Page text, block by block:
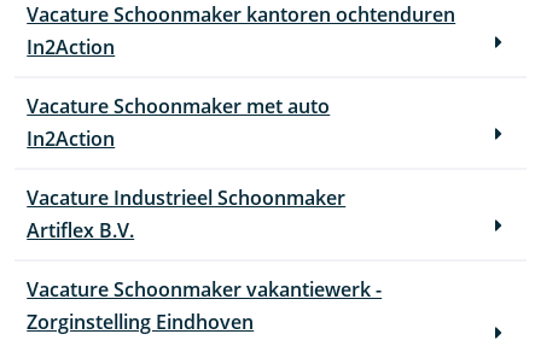
Vacature Schoonmaker kantoren ochtenduren
In2Action
Vacature Schoonmaker met auto
In2Action
Vacature Industrieel Schoonmaker
Artiflex B.V.
Vacature Schoonmaker vakantiewerk -
Zorginstelling Eindhoven